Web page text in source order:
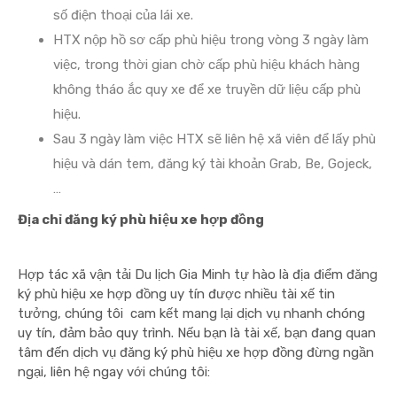
số điện thoại của lái xe.
HTX nộp hồ sơ cấp phù hiệu trong vòng 3 ngày làm
việc, trong thời gian chờ cấp phù hiệu khách hàng
không tháo ắc quy xe để xe truyền dữ liệu cấp phù
hiệu.
Sau 3 ngày làm việc HTX sẽ liên hệ xã viên để lấy phù
hiệu và dán tem, đăng ký tài khoản Grab, Be, Gojeck,
…
Địa chỉ đăng ký phù hiệu xe hợp đồng
Hợp tác xã vận tải Du lịch Gia Minh tự hào là địa điểm đăng
ký phù hiệu xe hợp đồng uy tín được nhiều tài xế tin
tưởng, chúng tôi cam kết mang lại dịch vụ nhanh chóng
uy tín, đảm bảo quy trình. Nếu bạn là tài xế, bạn đang quan
tâm đến dịch vụ đăng ký phù hiệu xe hợp đồng đừng ngần
ngại, liên hệ ngay với chúng tôi: